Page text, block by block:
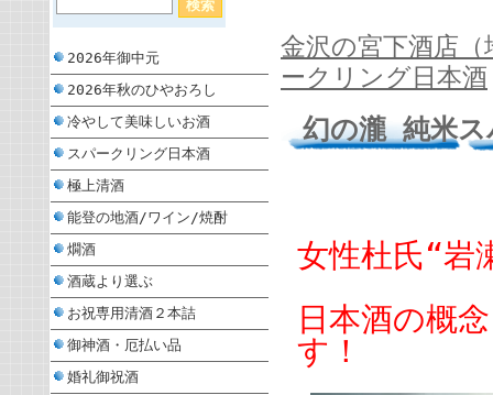
2026年御中元
2026年秋のひやおろし
冷やして美味しいお酒
スパークリング日本酒
極上清酒
能登の地酒/ワイン/焼酎
燗酒
酒蔵より選ぶ
お祝専用清酒２本詰
御神酒・厄払い品
婚礼御祝酒
金沢の宮下酒店
ークリング日本酒
幻の瀧 純米
女性杜氏“岩
日本酒の概
す！